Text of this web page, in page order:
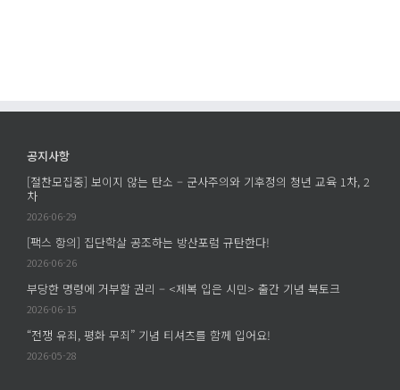
공지사항
[절찬모집중] 보이지 않는 탄소 – 군사주의와 기후정의 청년 교육 1차, 2
차
2026-06-29
[팩스 항의] 집단학살 공조하는 방산포럼 규탄한다!
2026-06-26
부당한 명령에 거부할 권리 – <제복 입은 시민> 출간 기념 북토크
2026-06-15
“전쟁 유죄, 평화 무죄” 기념 티셔츠를 함께 입어요!
2026-05-28